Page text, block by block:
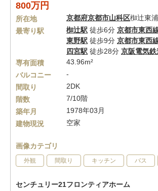
800万円
所在地 京都府京都市山科区椥辻東
最寄り駅
椥辻駅 徒歩6分 京都市東西
東野駅 徒歩9分 京都市東西
四宮駅 徒歩28分 京阪電気
専有面積
43.96m²
バルコニー
-
間取り
2DK
階数
7/10階
築年月
1978年03月
建物現況
空家
画像カテゴリ
外観 間取り キッチン バス
センチュリー21フロンティアホーム